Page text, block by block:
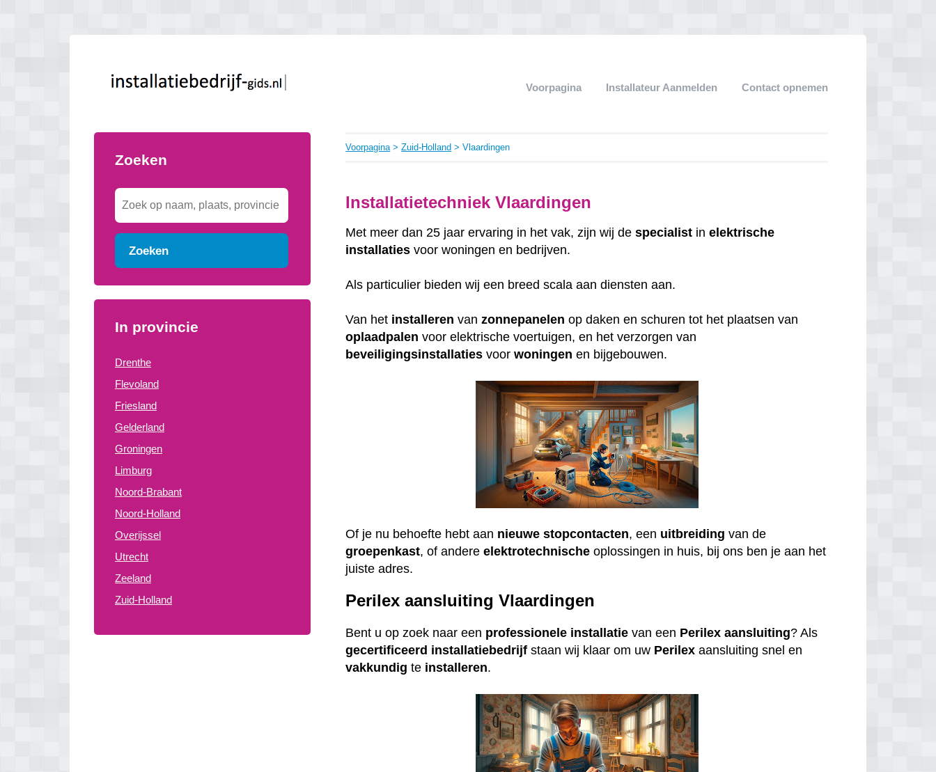
Voorpagina Installateur Aanmelden Contact opnemen
Zoeken
Zoeken
In provincie
Drenthe
Flevoland
Friesland
Gelderland
Groningen
Limburg
Noord-Brabant
Noord-Holland
Overijssel
Utrecht
Zeeland
Zuid-Holland
Voorpagina>Zuid-Holland > Vlaardingen
Installatietechniek Vlaardingen
Met meer dan 25 jaar ervaring in het vak, zijn wij despecialist inelektrische
installaties voor woningen en bedrijven.
Als particulier bieden wij een breed scala aan diensten aan.
Van het installeren vanzonnepanelen op daken en schuren tot het plaatsen van
oplaadpalen voor elektrische voertuigen, en het verzorgen van
beveiligingsinstallaties voorwoningen en bijgebouwen.
Of je nu behoefte hebt aan nieuwe stopcontacten, een uitbreiding van de
groepenkast, of andereelektrotechnische oplossingen in huis, bij ons ben je aan het
juiste adres.
Perilex aansluiting Vlaardingen
Bent u op zoek naar een professionele installatie van een Perilex aansluiting? Als
gecertificeerd installatiebedrijf staan wij klaar om uw Perilex aansluiting snel en
vakkundig te installeren.